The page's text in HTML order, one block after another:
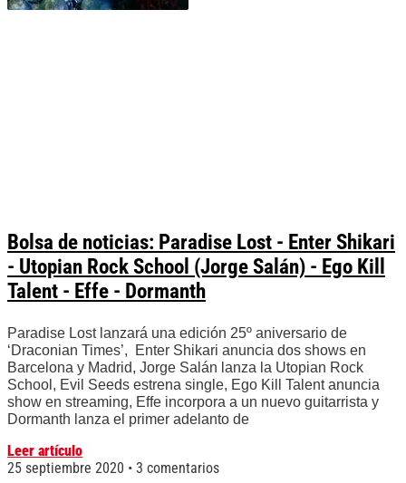
Bolsa de noticias: Paradise Lost - Enter Shikari
- Utopian Rock School (Jorge Salán) - Ego Kill
Talent - Effe - Dormanth
Paradise Lost lanzará una edición 25º aniversario de
‘Draconian Times’, Enter Shikari anuncia dos shows en
Barcelona y Madrid, Jorge Salán lanza la Utopian Rock
School, Evil Seeds estrena single, Ego Kill Talent anuncia
show en streaming, Effe incorpora a un nuevo guitarrista y
Dormanth lanza el primer adelanto de
Leer artículo
25 septiembre 2020
3 comentarios